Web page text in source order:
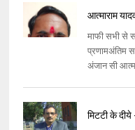
आत्माराम
माफी सभी से
प्रणामअंतिम
अंजान सी
मिटटी के